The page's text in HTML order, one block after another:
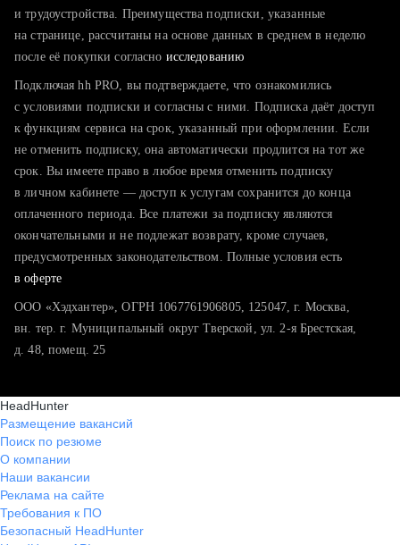
тратите много времени на поиск и вручную поднимаете
хотите сравнить себя с конкурентами и оценить шансы
и трудоустройства. Преимущества подписки, указанные
на странице, рассчитаны на основе данных в среднем в неделю
после её покупки согласно исследованию
Подключая hh PRO, вы подтверждаете, что ознакомились
с условиями подписки и согласны с ними. Подписка даёт доступ
к функциям сервиса на срок, указанный при оформлении. Если
не отменить подписку, она автоматически продлится на тот же
срок. Вы имеете право в любое время отменить подписку
в личном кабинете — доступ к услугам сохранится до конца
оплаченного периода. Все платежи за подписку являются
окончательными и не подлежат возврату, кроме случаев,
предусмотренных законодательством. Полные условия есть
в оферте
ООО «Хэдхантер», ОГРН 1067761906805, 125047, г. Москва,
вн. тер. г. Муниципальный округ Тверской, ул. 2-я Брестская,
д. 48, помещ. 25
HeadHunter
Размещение вакансий
Поиск по резюме
О компании
Наши вакансии
Реклама на сайте
Требования к ПО
Безопасный HeadHunter